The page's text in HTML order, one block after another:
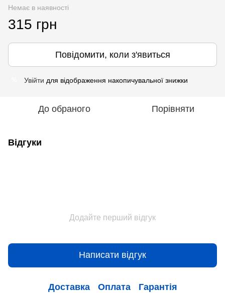
Немає в наявності
315 грн
Повідомити, коли з'явиться
Увійти для відображення накопичувальної знижки
До обраного Порівняти
Відгуки
Додайте перший відгук
Написати відгук
Доставка Оплата Гарантія